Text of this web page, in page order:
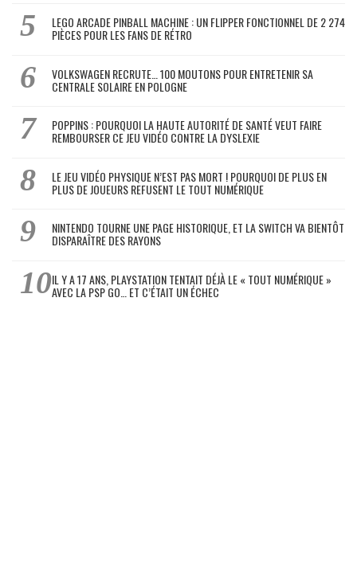
LEGO ARCADE PINBALL MACHINE : UN FLIPPER FONCTIONNEL DE 2 274
PIÈCES POUR LES FANS DE RÉTRO
VOLKSWAGEN RECRUTE… 100 MOUTONS POUR ENTRETENIR SA
CENTRALE SOLAIRE EN POLOGNE
POPPINS : POURQUOI LA HAUTE AUTORITÉ DE SANTÉ VEUT FAIRE
REMBOURSER CE JEU VIDÉO CONTRE LA DYSLEXIE
LE JEU VIDÉO PHYSIQUE N’EST PAS MORT ! POURQUOI DE PLUS EN
PLUS DE JOUEURS REFUSENT LE TOUT NUMÉRIQUE
NINTENDO TOURNE UNE PAGE HISTORIQUE, ET LA SWITCH VA BIENTÔT
DISPARAÎTRE DES RAYONS
IL Y A 17 ANS, PLAYSTATION TENTAIT DÉJÀ LE « TOUT NUMÉRIQUE »
AVEC LA PSP GO… ET C’ÉTAIT UN ÉCHEC